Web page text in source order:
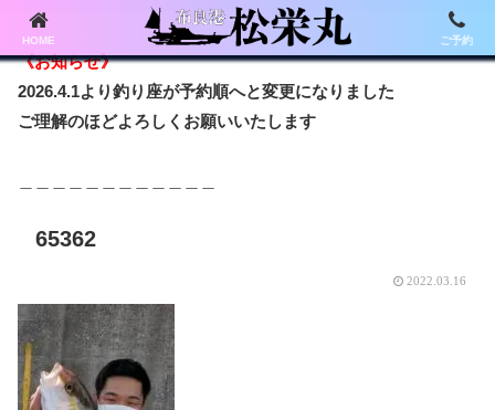
《お知らせ》
2026.4.1より釣り座が予約順へと変更になりました
ご理解のほどよろしくお願いいたします
65362
2022.03.16
HOME ご予約